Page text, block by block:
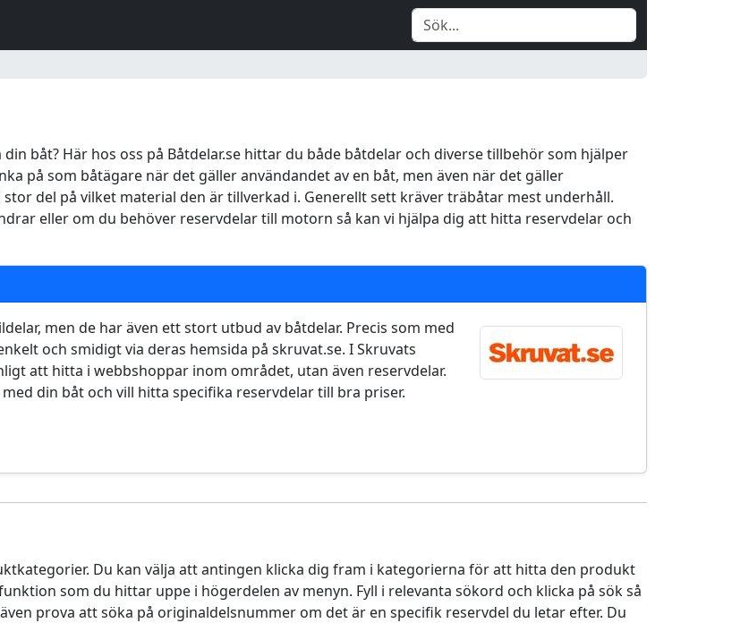
båt? Här hos oss på Båtdelar.se hittar du både båtdelar och diverse tillbehör som hjälper
på som båtägare när det gäller användandet av en båt, men även när det gäller
del på vilket material den är tillverkad i. Generellt sett kräver träbåtar mest underhåll.
eller om du behöver reservdelar till motorn så kan vi hjälpa dig att hitta reservdelar och
men de har även ett stort utbud av båtdelar. Precis som med
och smidigt via deras hemsida på skruvat.se. I Skruvats
att hitta i webbshoppar inom området, utan även reservdelar.
din båt och vill hitta specifika reservdelar till bra priser.
Du kan välja att antingen klicka dig fram i kategorierna för att hitta den produkt
som du hittar uppe i högerdelen av menyn. Fyll i relevanta sökord och klicka på sök så
prova att söka på originaldelsnummer om det är en specifik reservdel du letar efter. Du